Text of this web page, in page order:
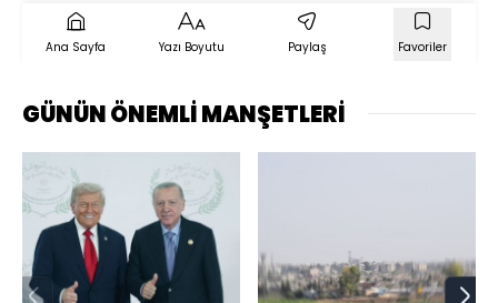
Ana Sayfa Yazı Boyutu Paylaş Favoriler
GÜNÜN ÖNEMLİ MANŞETLERİ